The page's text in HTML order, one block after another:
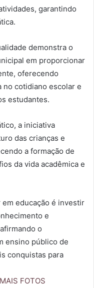
garantindo
demonstra o
em proporcionar
oferecendo
no cotidiano escolar e
estudantes.
a iniciativa
das crianças e
a formação de
da vida acadêmica e
em educação é investir
e
o
ensino público de
conquistas para
FOTOS